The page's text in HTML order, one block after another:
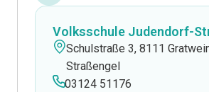
Volksschule Judendorf-
Schulstraße 3, 8111
Straßengel
03124 51176